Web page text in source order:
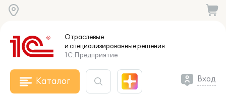
Отраслевые
и специализированныерешения
1С:Предприятие
Каталог Вход